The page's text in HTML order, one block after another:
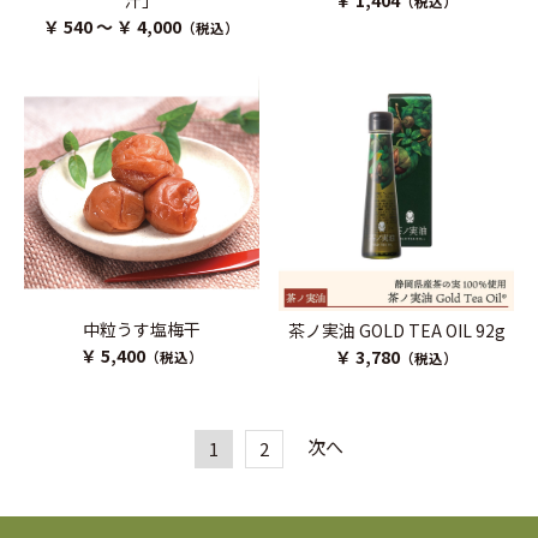
￥ 540 ～ ￥ 4,000 （税込）
中粒うす塩梅干
￥ 5,400（税込）
茶ノ実油 GOLD TEA OIL 92g
￥ 3,780 （税込）
1 2 次へ